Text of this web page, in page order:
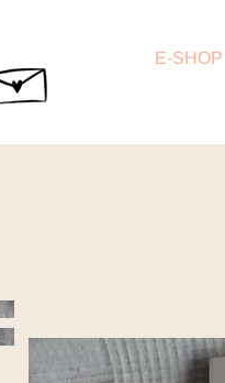
E-SHOP